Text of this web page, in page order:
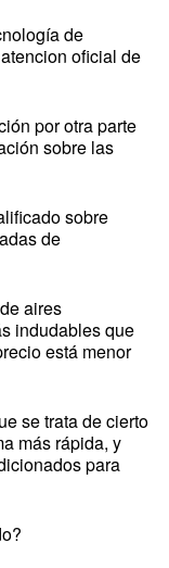
de
oficial de
por otra parte
sobre las
sobre
de
aires
indudables que
está menor
se trata de cierto
más rápida, y
para